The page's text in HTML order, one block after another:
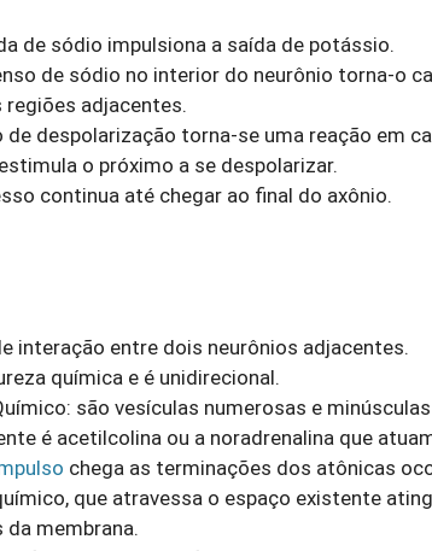
de sódio impulsiona a saída de potássio.
de sódio no interior do neurônio torna-o
regiões adjacentes.
de despolarização torna-se uma reação em
o próximo a se despolarizar.
continua até chegar ao final do axônio.
interação entre dois neurônios adjacentes.
química e é unidirecional.
são vesículas numerosas e
é acetilcolina ou a noradrenalina que
chega as terminações dos atônicas
que atravessa o espaço existente
membrana.